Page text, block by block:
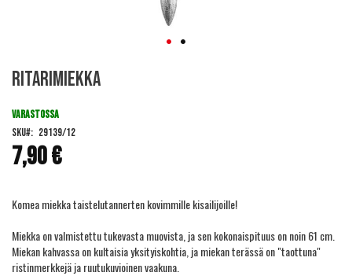
to
beginning
the
images
gallery
Ritarimiekka
7,90 €
VARASTOSSA
SKU
29139/12
Komea miekka taistelutannerten kovimmille kisailijoille!
Miekka on valmistettu tukevasta muovista, ja sen kokonaispituus on noin 61 cm.
Miekan kahvassa on kultaisia yksityiskohtia, ja miekan terässä on "taottuna"
ristinmerkkejä ja ruutukuvioinen vaakuna.